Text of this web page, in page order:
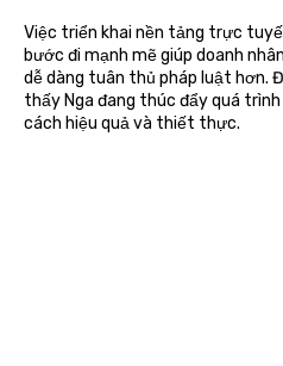
Việc triển khai nền tảng trực
bước đi mạnh mẽ giúp doanh
dễ dàng tuân thủ pháp luật hơn.
thấy Nga đang thúc đẩy quá
cách hiệu quả và thiết thực.